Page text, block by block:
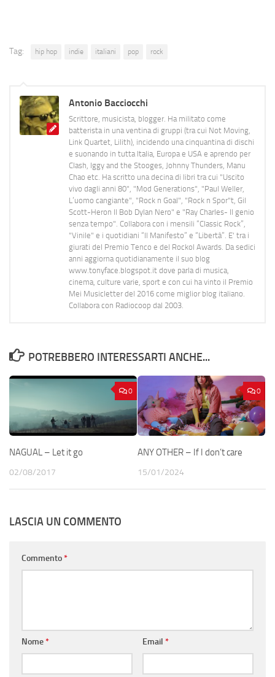
Tag: hip hop indie italiani pop rock
Antonio Bacciocchi
Scrittore, musicista, blogger. Ha militato come
batterista in una ventina di gruppi (tra cui Not Moving,
Link Quartet, Lilith), incidendo una cinquantina di dischi
e suonando in tutta Italia, Europa e USA e aprendo per
Clash, Iggy and the Stooges, Johnny Thunders, Manu
Chao etc. Ha scritto una decina di libri tra cui "Uscito
vivo dagli anni 80", "Mod Generations", "Paul Weller,
L’uomo cangiante", "Rock n Goal", "Rock n Spor"t, Gil
Scott-Heron Il Bob Dylan Nero" e "Ray Charles- Il genio
senza tempo". Collabora con i mensili “Classic Rock”,
"Vinile" e i quotidiani “Il Manifesto” e “Libertà”. E' tra i
giurati del Premio Tenco e del Rockol Awards. Da sedici
anni aggiorna quotidianamente il suo blog
www.tonyface.blogspot.it dove parla di musica,
cinema, culture varie, sport e con cui ha vinto il Premio
Mei Musicletter del 2016 come miglior blog italiano.
Collabora con Radiocoop dal 2003.
POTREBBERO INTERESSARTI ANCHE...
0
NAGUAL – Let it go
02/08/2017
0
ANY OTHER – If I don’t care
15/01/2024
LASCIA UN COMMENTO
Commento*
Nome* Email *